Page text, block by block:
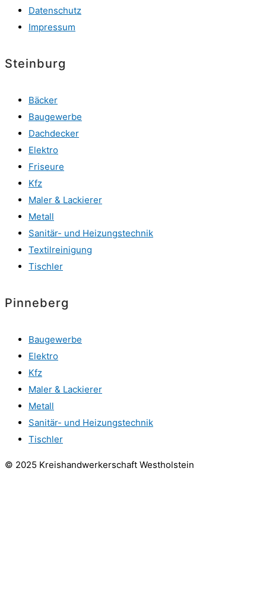
Datenschutz
Impressum
Steinburg
Bäcker
Baugewerbe
Dachdecker
Elektro
Friseure
Kfz
Maler & Lackierer
Metall
Sanitär- und Heizungstechnik
Textilreinigung
Tischler
Pinneberg
Baugewerbe
Elektro
Kfz
Maler & Lackierer
Metall
Sanitär- und Heizungstechnik
Tischler
© 2025 Kreishandwerkerschaft Westholstein